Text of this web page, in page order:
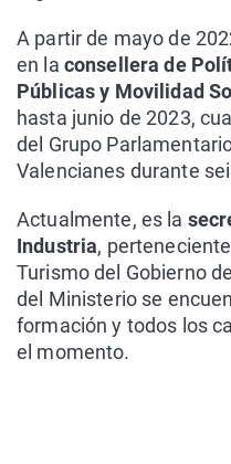
A partir de mayo de
en la consellera de
Públicas y Movilidad
hasta junio de 2023,
del Grupo
Valencianes durante
Actualmente, es la
Industria,
Turismo del Gobierno
del Ministerio se
formación y todos los
el momento.